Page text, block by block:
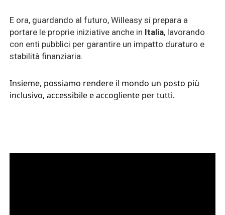
E ora, guardando al futuro, Willeasy si prepara a
portare le proprie iniziative anche in Italia, lavorando
con enti pubblici per garantire un impatto duraturo e
stabilità finanziaria.
Insieme, possiamo rendere il mondo un posto più
inclusivo, accessibile e accogliente per tutti.